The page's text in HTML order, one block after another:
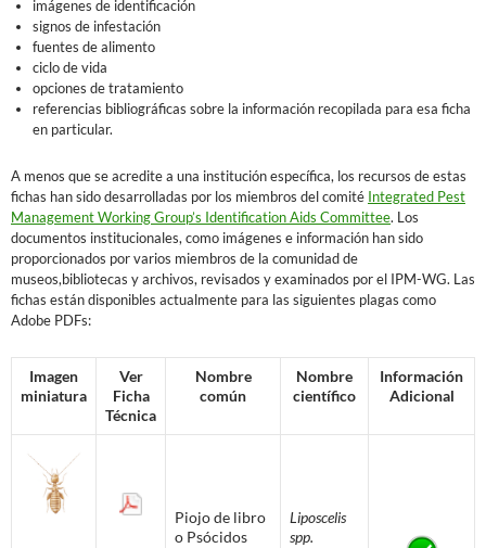
imágenes de identificación
signos de infestación
fuentes de alimento
ciclo de vida
opciones de tratamiento
referencias bibliográficas sobre la información recopilada para esa ficha
en particular.
A menos que se acredite a una institución específica, los recursos de estas
fichas han sido desarrolladas por los miembros del comité Integrated Pest
Management Working Group’s Identification Aids Committee. Los
documentos institucionales, como imágenes e información han sido
proporcionados por varios miembros de la comunidad de
museos,bibliotecas y archivos, revisados y examinados por el IPM-WG. Las
fichas están disponibles actualmente para las siguientes plagas como
Adobe PDFs:
Imagen
miniatura
Ver
Ficha
Técnica
Nombre
común
Nombre
científico
Información
Adicional
Piojo de libro
o Psócidos
Liposcelis
spp.